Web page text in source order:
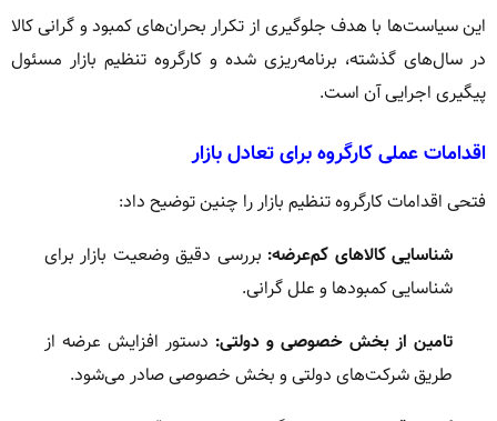
این سیاست‌ها با هدف جلوگیری از تکرار بحران‌های کمبود و گرانی کالا
در سال‌های گذشته، برنامه‌ریزی شده و کارگروه تنظیم بازار مسئول
پیگیری اجرایی آن است.
اقدامات عملی کارگروه برای تعادل بازار
فتحی اقدامات کارگروه تنظیم بازار را چنین توضیح داد:
شناسایی کالاهای کم‌عرضه: بررسی دقیق وضعیت بازار برای
شناسایی کمبودها و علل گرانی.
تامین از بخش خصوصی و دولتی: دستور افزایش عرضه از
طریق شرکت‌های دولتی و بخش خصوصی صادر می‌شود.